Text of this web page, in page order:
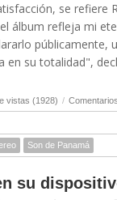
se refiere
álbum refleja mi
públicamente,
en su totalidad",
vistas (1928) /
Son de Panamá
su